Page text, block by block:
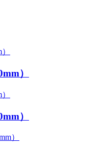
）
）